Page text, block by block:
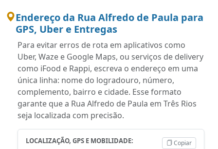
Endereço da Rua Alfredo de Paula para
GPS, Uber e Entregas
Para evitar erros de rota em aplicativos como
Uber, Waze e Google Maps, ou serviços de delivery
como iFood e Rappi, escreva o endereço em uma
única linha: nome do logradouro, número,
complemento, bairro e cidade. Esse formato
garante que a Rua Alfredo de Paula em Três Rios
seja localizada com precisão.
LOCALIZAÇÃO, GPS E MOBILIDADE: Copiar